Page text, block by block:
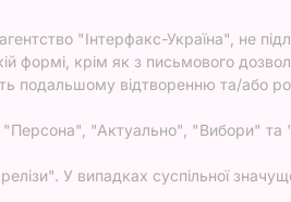
"Інтерфакс-Україна", не
формі, крім як з письмового
подальшому відтворенню та/або
"Персона", "Актуально", "Вибори" та
У випадках суспільної